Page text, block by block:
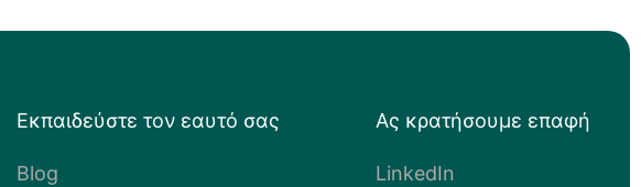
Εκπαιδεύστε τον εαυτό σας
Blog
Ας κρατήσουμε επαφή
LinkedIn